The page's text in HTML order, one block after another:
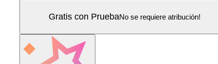
Gratis con PruebaNo se requiere atribución!